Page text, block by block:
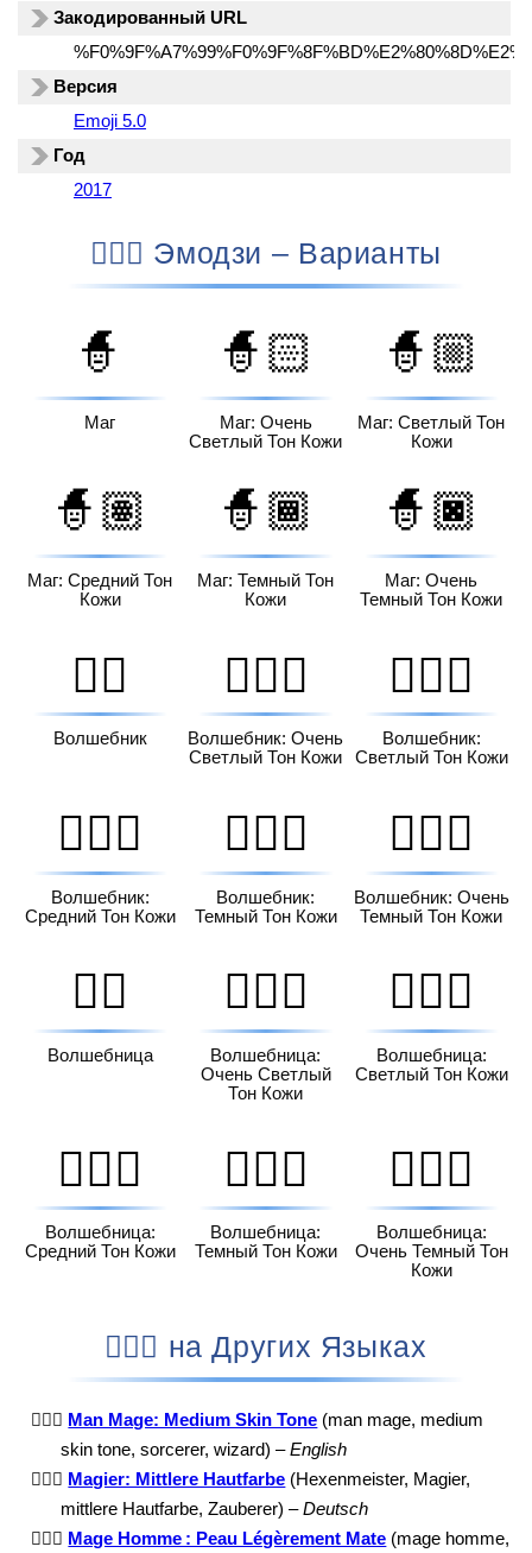
Закодированный URL
Версия
Emoji 5.0
Год
2017
🧙🏽‍♂️ Эмодзи – Варианты
🧙
Маг
🧙🏻
Маг: Очень
Светлый Тон Кожи
🧙🏼
Маг: Светлый Тон
Кожи
🧙🏽
Маг: Средний Тон
Кожи
🧙🏾
Маг: Темный Тон
Кожи
🧙🏿
Маг: Очень
Темный Тон Кожи
🧙‍♂️
Волшебник
🧙🏻‍♂️
Волшебник: Очень
Светлый Тон Кожи
🧙🏼‍♂️
Волшебник:
Светлый Тон Кожи
🧙🏽‍♂️
Волшебник:
Средний Тон Кожи
🧙🏾‍♂️
Волшебник:
Темный Тон Кожи
🧙🏿‍♂️
Волшебник: Очень
Темный Тон Кожи
🧙‍♀️
Волшебница
🧙🏻‍♀️
Волшебница:
Очень Светлый
Тон Кожи
🧙🏼‍♀️
Волшебница:
Светлый Тон Кожи
🧙🏽‍♀️
Волшебница:
Средний Тон Кожи
🧙🏾‍♀️
Волшебница:
Темный Тон Кожи
🧙🏿‍♀️
Волшебница:
Очень Темный Тон
Кожи
🧙🏽‍♂️ на Других Языках
🧙🏽‍♂️ Man Mage: Medium Skin Tone (man mage, medium
skin tone, sorcerer, wizard) –English
🧙🏽‍♂️ Magier: Mittlere Hautfarbe (Hexenmeister, Magier,
mittlere Hautfarbe, Zauberer) –Deutsch
🧙🏽‍♂️ Mage Homme : Peau Légèrement Mate (mage homme,